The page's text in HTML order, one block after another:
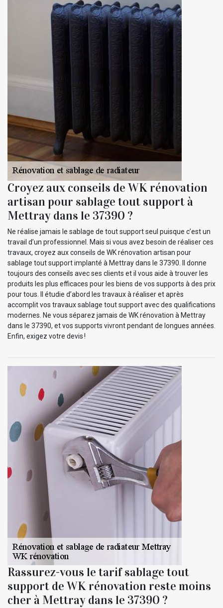
Croyez aux conseils de WK rénovation
artisan pour sablage tout support à
Mettray dans le 37390 ?
Ne réalise jamais le sablage de tout support seul puisque c’est un
travail d’un professionnel. Mais si vous avez besoin de réaliser ces
travaux, croyez aux conseils de WK rénovation artisan pour
sablage tout support implanté à Mettray dans le 37390. Il donne
toujours des conseils avec ses clients et il vous aide à trouver les
produits les plus efficaces pour les biens de vos supports à des prix
pour tous. Il étudie d’abord les travaux à réaliser et après
accomplit vos travaux sablage tout support avec des qualifications
modernes. Ne vous séparez jamais de WK rénovation à Mettray
dans le 37390, et vos supports vivront pendant de longues années.
Enfin, exigez votre devis !
Rassurez-vous le tarif sablage tout
support de WK rénovation reste moins
cher à Mettray dans le 37390 ?